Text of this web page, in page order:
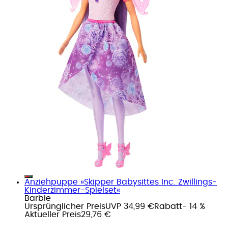
Anziehpuppe »Skipper Babysittes Inc. Zwillings-
Kinderzimmer-Spielset«
Barbie
Ursprünglicher PreisUVP 34,99 €Rabatt- 14 %
Aktueller Preis29,76 €